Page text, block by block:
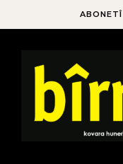
ABONETÎ